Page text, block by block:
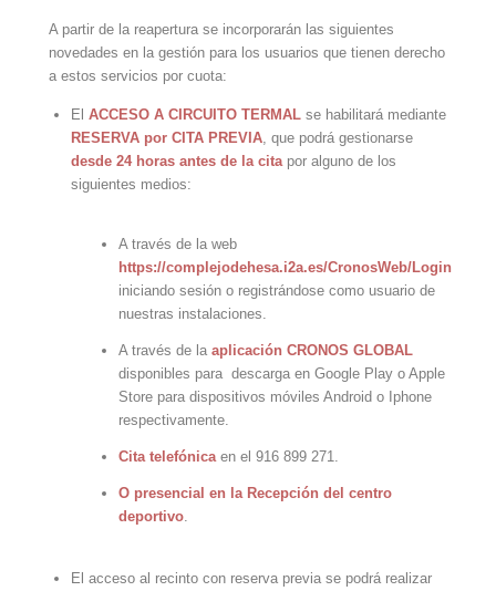
A partir de la reapertura se incorporarán las siguientes
novedades en la gestión para los usuarios que tienen derecho
a estos servicios por cuota:
El ACCESO A CIRCUITO TERMALse habilitará mediante
RESERVA por CITA PREVIA, que podrá gestionarse
desde 24 horas antes de la citapor alguno de los
siguientes medios:
A través de la web
https://complejodehesa.i2a.es/CronosWeb/Login
iniciando sesión o registrándose como usuario de
nuestras instalaciones.
A través de la aplicación CRONOS GLOBAL
disponibles para descarga en Google Play o Apple
Store para dispositivos móviles Android o Iphone
respectivamente.
Cita telefónica en el 916 899 271.
O presencial en la Recepción del centro
deportivo.
El acceso al recinto con reserva previa se podrá realizar